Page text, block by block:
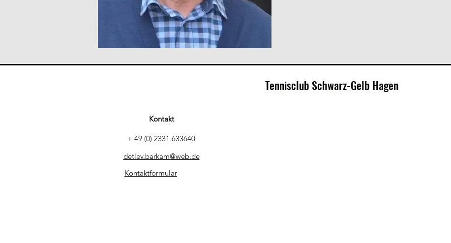
Tennisclub Schwarz-Gelb Hagen
Kontakt
+ 49 (0) 2331 633640
detlev.barkam@web.de
Kontaktformular